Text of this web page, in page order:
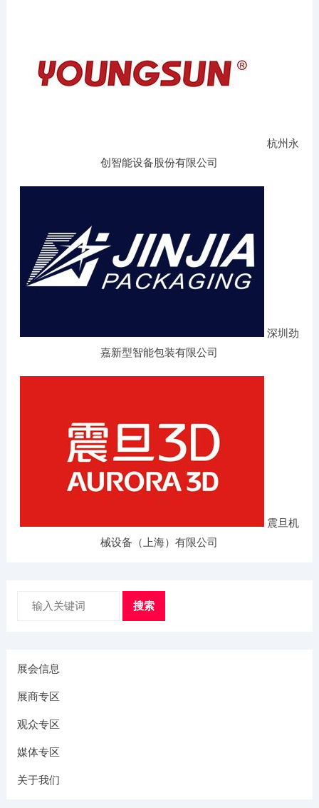
杭州永
创智能设备股份有限公司
深圳劲
嘉新型智能包装有限公司
震旦机
械设备（上海）有限公司
搜索
展会信息
展商专区
观众专区
媒体专区
关于我们